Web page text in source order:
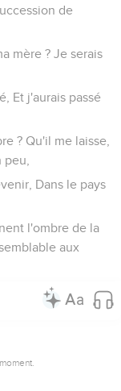
de
mère ? Je serais
Et j'aurais passé
? Qu'il me laisse,
Dans le pays
l'ombre de la
aux